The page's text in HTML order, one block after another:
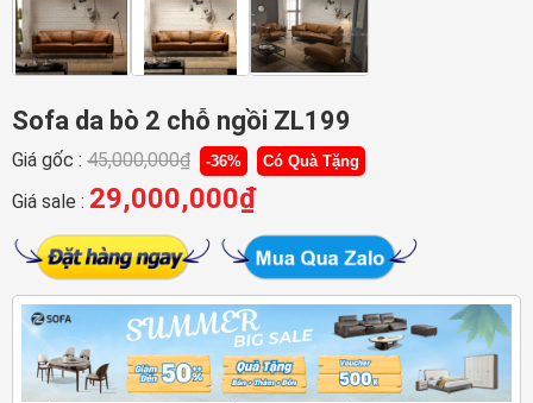
PHÒNG NGỦ
PHÒNG KHÁCH
Sofa da bò 2 chỗ ngồi ZL199
Giá gốc : 45,000,000₫ -36% Có Quà Tặng
Giá sale : 29,000,000₫